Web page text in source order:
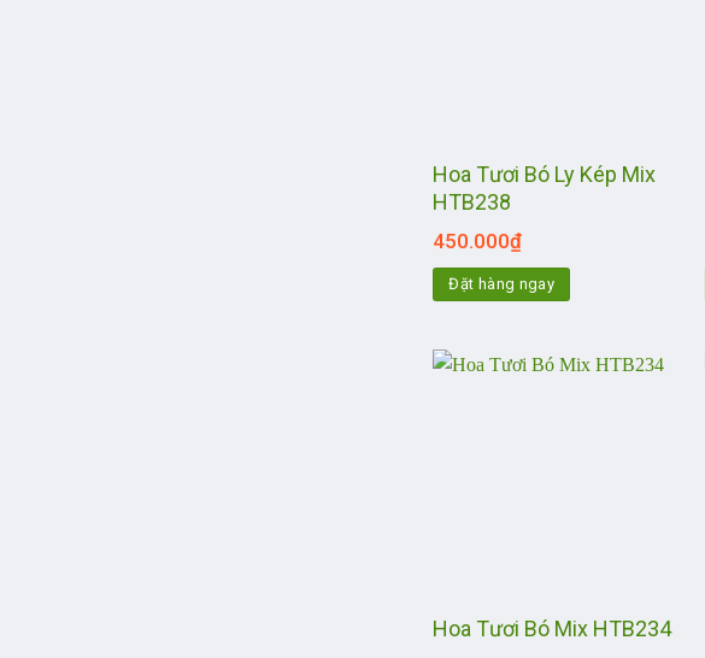
Hoa Tươi Bó Ly Kép Mix
HTB238
450.000₫
Đặt hàng ngay
Hoa Tươi Bó Mix HTB234